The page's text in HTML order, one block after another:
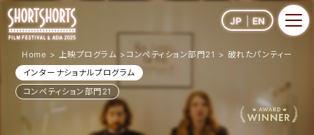
JP EN
Home 上映プログラム コンペティション部門21
破れたパンティースト
インターナショナルプログラム
コンペティション部門21